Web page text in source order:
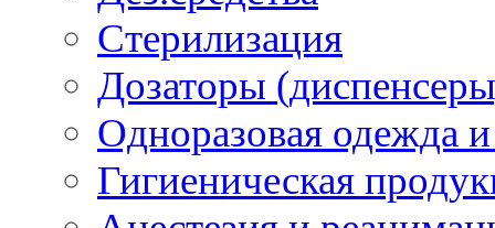
Стерилизация
Дозаторы
Одноразовая одежда и
Гигиеническая